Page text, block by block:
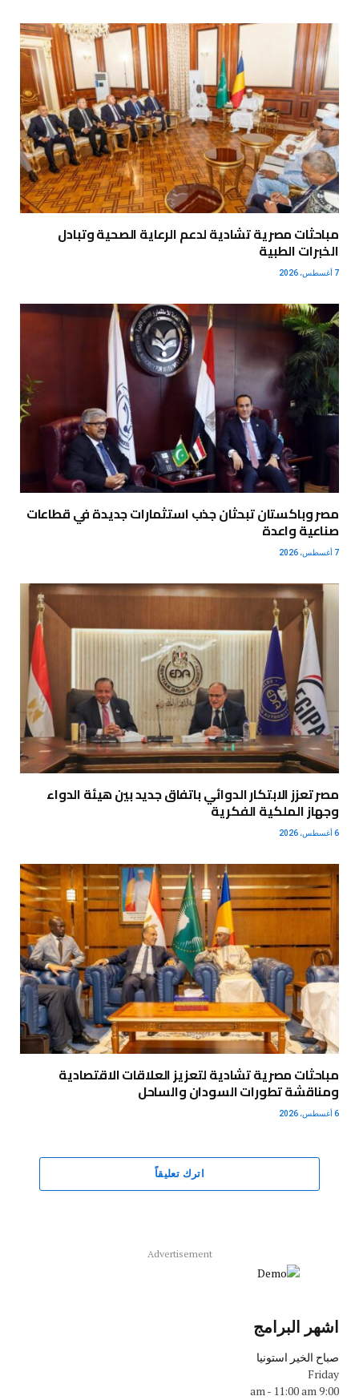
مباحثات مصرية تشادية لدعم الرعاية الصحية وتبادل
الخبرات الطبية
7 أغسطس، 2026
مصر وباكستان تبحثان جذب استثمارات جديدة في قطاعات
صناعية واعدة
7 أغسطس، 2026
مصر تعزز الابتكار الدوائي باتفاق جديد بين هيئة الدواء
وجهاز الملكية الفكرية
6 أغسطس، 2026
مباحثات مصرية تشادية لتعزيز العلاقات الاقتصادية
ومناقشة تطورات السودان والساحل
6 أغسطس، 2026
اترك تعليقاً
Advertisement
اشهر البرامج
صباح الخير استونيا
Friday
9:00 am
- 11:00 am